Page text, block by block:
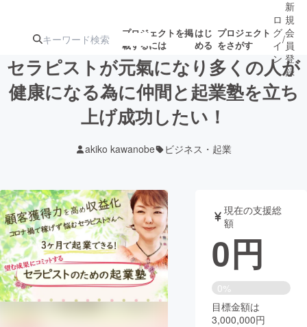
プロジェクトを掲
載するには
はじ
める
プロジェクト
をさがす
注目のリ 注目の新着プロ
ジェクト
募集終了が近いプ
テクノロジー・ガジェット
映像・映画 書籍・雑誌
ビジネス・起業 チャレンジ
ロ
グ
イ
ン
/
新
規
会
員
登
録
セラピストが元氣になり多くの人が
健康になる為に仲間と起業塾を立ち
上げ成功したい！
akiko kawanobe ビジネス・起業
現在の支援総
額
0円
0%
目標金額は
3,000,000円